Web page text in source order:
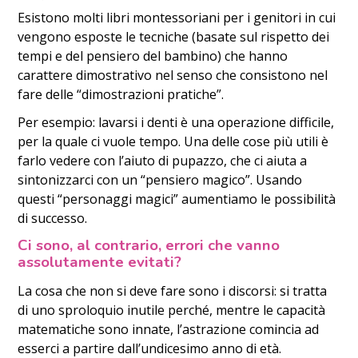
Esistono molti libri montessoriani per i genitori in cui
vengono esposte le tecniche (basate sul rispetto dei
tempi e del pensiero del bambino) che hanno
carattere dimostrativo nel senso che consistono nel
fare delle “dimostrazioni pratiche”.
Per esempio: lavarsi i denti è una operazione difficile,
per la quale ci vuole tempo. Una delle cose più utili è
farlo vedere con l’aiuto di pupazzo, che ci aiuta a
sintonizzarci con un “pensiero magico”. Usando
questi “personaggi magici” aumentiamo le possibilità
di successo.
Ci sono, al contrario, errori che vanno
assolutamente evitati?
La cosa che non si deve fare sono i discorsi: si tratta
di uno sproloquio inutile perché, mentre le capacità
matematiche sono innate, l’astrazione comincia ad
esserci a partire dall’undicesimo anno di età.